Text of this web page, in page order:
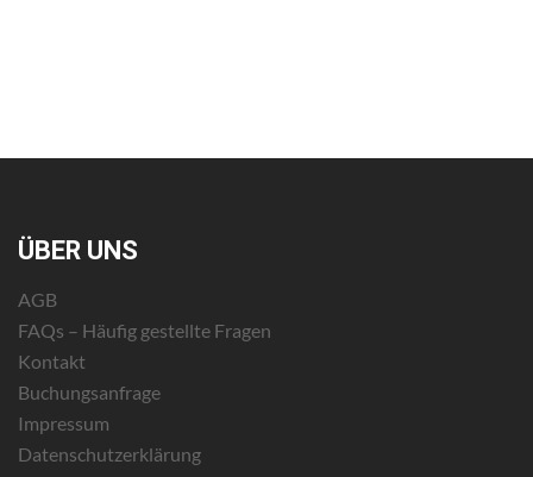
ÜBER UNS
AGB
FAQs – Häufig gestellte Fragen
Kontakt
Buchungsanfrage
Impressum
Datenschutzerklärung